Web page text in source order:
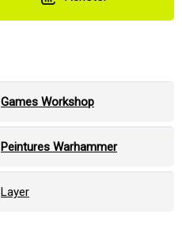
Games Workshop
Peintures Warhammer
Layer